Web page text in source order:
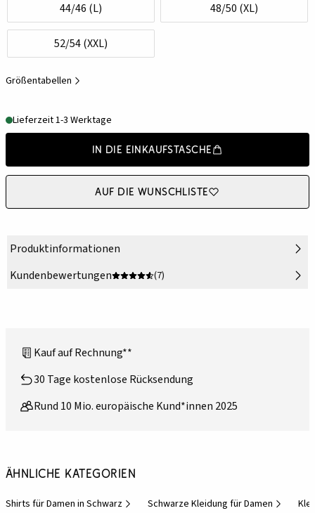
44/46 (L) 48/50 (XL)
52/54 (XXL)
Größentabellen
Lieferzeit 1-3 Werktage
In die Einkaufstasche
Auf die Wunschliste
Produktinformationen
Kundenbewertungen
(7)
Kauf auf Rechnung**
30 Tage kostenlose Rücksendung
Rund 10 Mio. europäische Kund*innen 2025
Ähnliche Kategorien
Shirts für Damen in Schwarz Schwarze Kleidung für Damen